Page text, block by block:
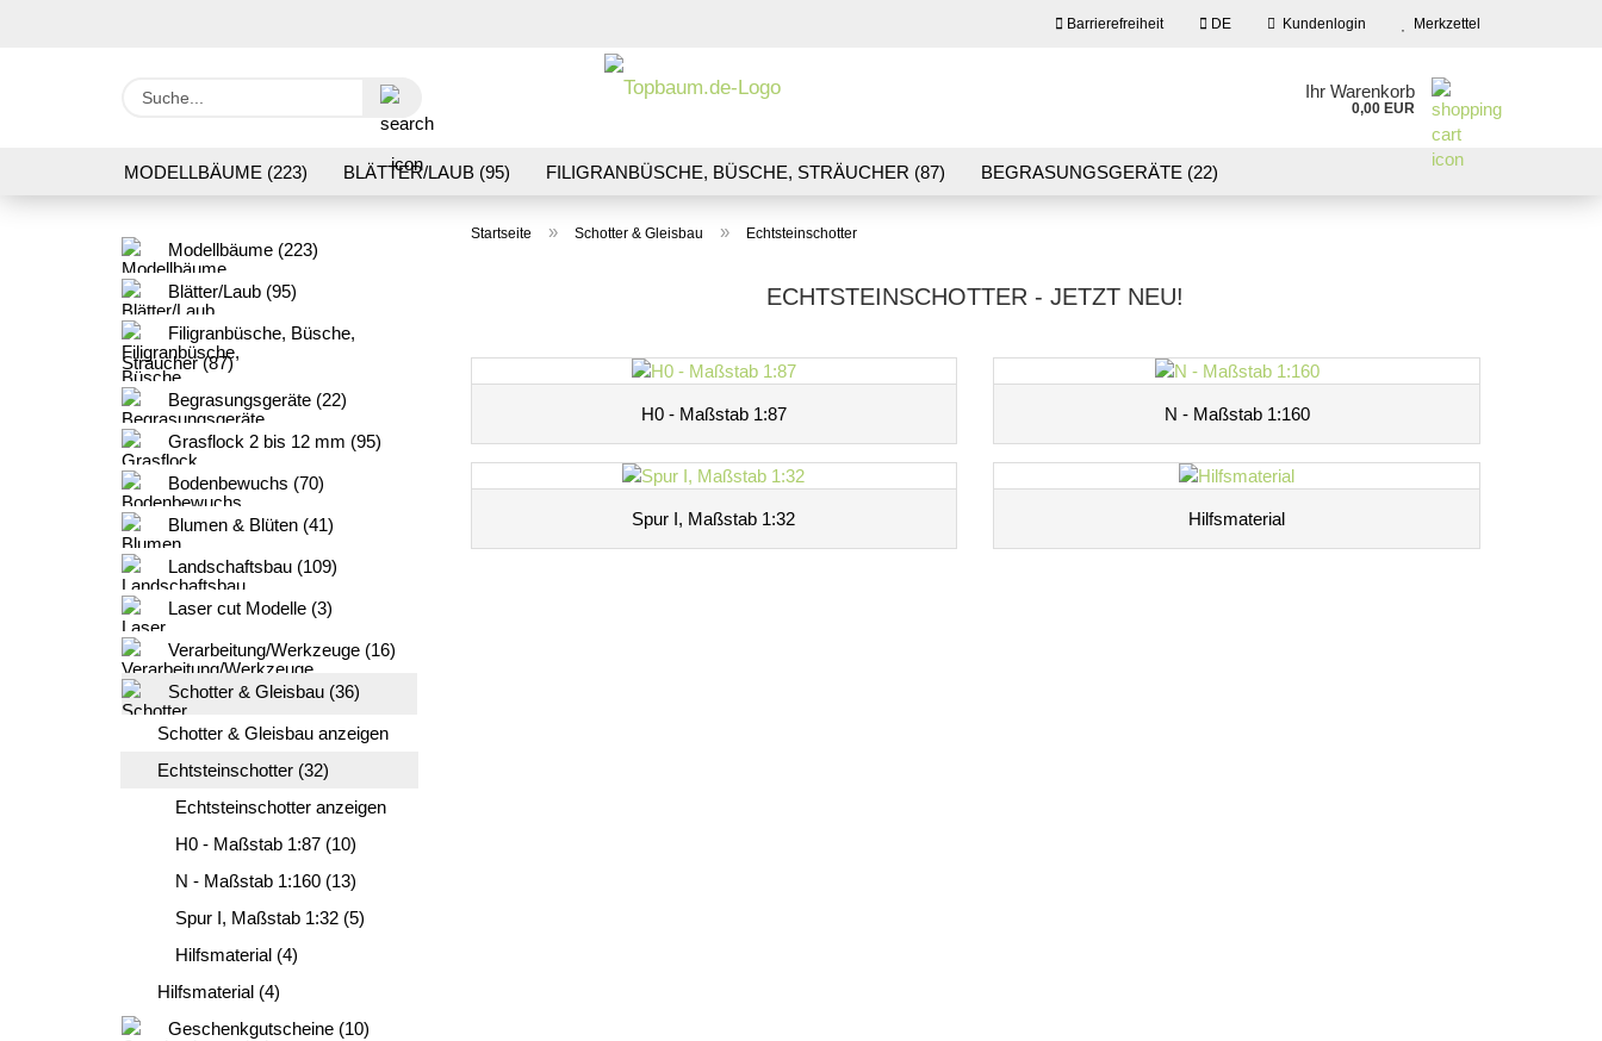
Barrierefreiheit DE Kundenlogin
Konto erstellen
Merkzettel
Ihr Warenkorb
0,00 EUR
MODELLBÄUME (223) BLÄTTER/LAUB (95) FILIGRANBÜSCHE, BÜSCHE, STRÄUCHER (87) BEGRASUNGSGERÄTE (22)
VERARBEITUNG/WERKZEUGE (16)
Startseite » Schotter & Gleisbau » Echtsteinschotter
ECHTSTEINSCHOTTER - JETZT NEU!
H0 - Maßstab 1:87 N - Maßstab 1:160
Spur I, Maßstab 1:32 Hilfsmaterial
Modellbäume (223)
Blätter/Laub (95)
Filigranbüsche, Büsche,
Sträucher (87)
Begrasungsgeräte (22)
Grasflock 2 bis 12 mm (95)
Bodenbewuchs (70)
Blumen & Blüten (41)
Landschaftsbau (109)
Laser cut Modelle (3)
Verarbeitung/Werkzeuge (16)
Schotter & Gleisbau (36)
Schotter & Gleisbau anzeigen
Echtsteinschotter (32)
Echtsteinschotter anzeigen
H0 - Maßstab 1:87 (10)
N - Maßstab 1:160 (13)
Spur I, Maßstab 1:32 (5)
Hilfsmaterial (4)
Hilfsmaterial (4)
Geschenkgutscheine (10)